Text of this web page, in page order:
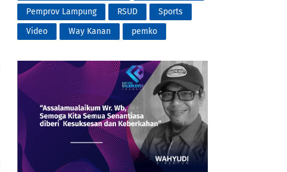
Pemprov Lampung
RSUD
Sports
Video
Way Kanan pemko